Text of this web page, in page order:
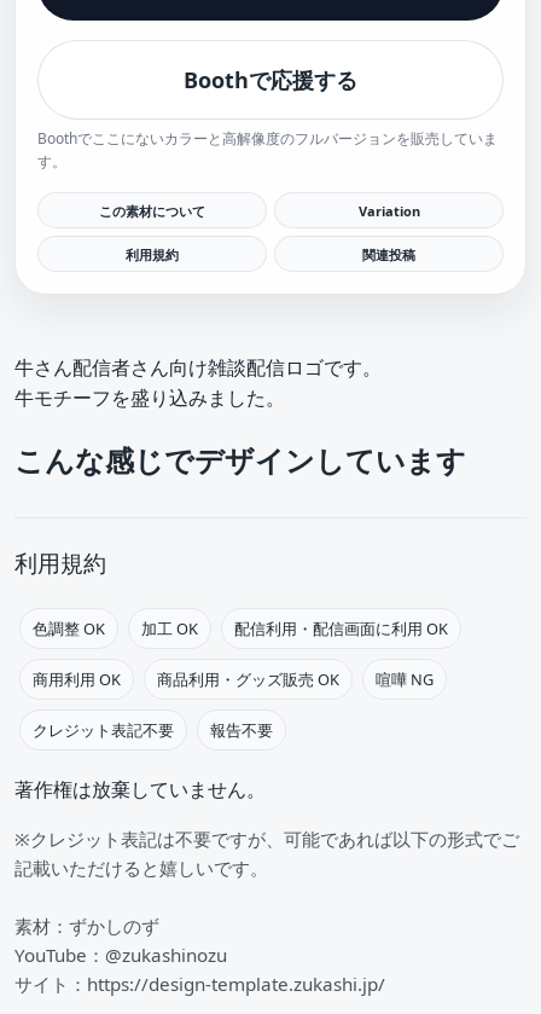
Boothで応援する
Boothでここにないカラーと高解像度のフルバージョンを販売していま
す。
この素材について Variation
利用規約 関連投稿
牛さん配信者さん向け雑談配信ロゴです。
牛モチーフを盛り込みました。
こんな感じでデザインしています
利用規約
色調整 OK 加工 OK 配信利用・配信画面に利用 OK
商用利用 OK 商品利用・グッズ販売 OK 喧嘩 NG
クレジット表記不要 報告不要
著作権は放棄していません。
※クレジット表記は不要ですが、可能であれば以下の形式でご
記載いただけると嬉しいです。
素材：ずかしのず
YouTube：@zukashinozu
サイト：https://design-template.zukashi.jp/